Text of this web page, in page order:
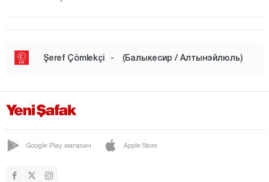
ГОМЕЧ
ГЁНЕН
ИВРИНДИ
КАРЕСИ
МАРМАРА
Şeref Çömlekçi - (Балыкесир / Алтынэйлюль)
Google Play магазин Apple Store